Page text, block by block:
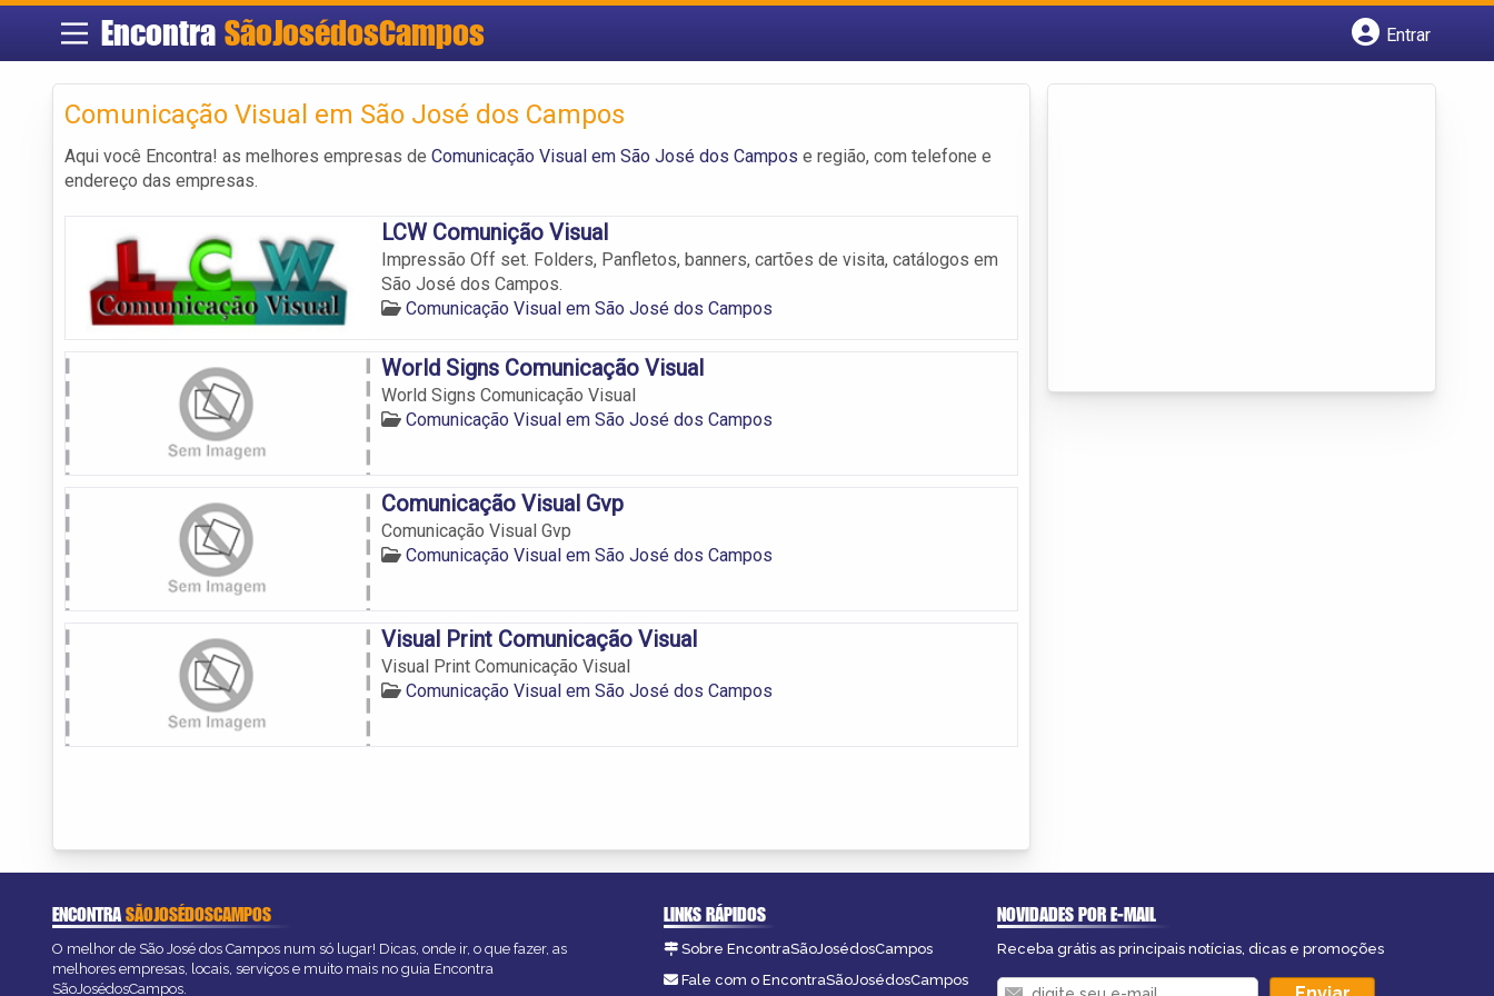
Encontra SãoJosédosCampos
Entrar
Comunicação Visual em São José dos Campos
Aqui você Encontra! as melhores empresas de Comunicação Visual em São José dos Campos e região, com telefone e
endereço das empresas.
LCW Comunição Visual
Impressão Off set. Folders, Panfletos, banners, cartões de visita, catálogos em
São José dos Campos.
Comunicação Visual em São José dos Campos
World Signs Comunicação Visual
World Signs Comunicação Visual
Comunicação Visual em São José dos Campos
Comunicação Visual Gvp
Comunicação Visual Gvp
Comunicação Visual em São José dos Campos
Visual Print Comunicação Visual
Visual Print Comunicação Visual
Comunicação Visual em São José dos Campos
ENCONTRASÃOJOSÉDOSCAMPOS
O melhor de São José dos Campos num só lugar! Dicas, onde ir, o que fazer, as
melhores empresas, locais, serviços e muito mais no guia Encontra
SãoJosédosCampos.
LINKS RÁPIDOS
Sobre EncontraSãoJosédosCampos
Fale com o EncontraSãoJosédosCampos
NOVIDADES POR E-MAIL
Receba grátis as principais notícias, dicas e promoções